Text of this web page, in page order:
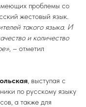
проблемы со
жестовый язык.
такого языка. И
и количество
, – отметил
, выступая с
по русскому языку
а также для